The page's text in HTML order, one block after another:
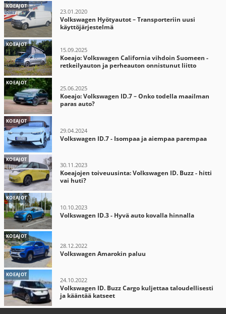
KOEAJOT
23.01.2020
Volkswagen Hyötyautot – Transporteriin uusi
käyttöjärjestelmä
KOEAJOT
15.09.2025
Koeajo: Volkswagen California vihdoin Suomeen -
retkeilyauton ja perheauton onnistunut liitto
KOEAJOT
25.06.2025
Koeajo: Volkswagen ID.7 – Onko todella maailman
paras auto?
KOEAJOT
29.04.2024
Volkswagen ID.7 - Isompaa ja aiempaa parempaa
KOEAJOT
30.11.2023
Koeajojen toiveuusinta: Volkswagen ID. Buzz - hitti
vai huti?
KOEAJOT
10.10.2023
Volkswagen ID.3 - Hyvä auto kovalla hinnalla
KOEAJOT
28.12.2022
Volkswagen Amarokin paluu
KOEAJOT
24.10.2022
Volkswagen ID. Buzz Cargo kuljettaa taloudellisesti
ja kääntää katseet